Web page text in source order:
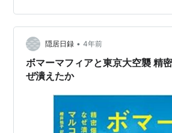
う話。非・才。 著者のマシュー・サ
れ。英タイムズ紙コラムニストであ
トになる前はオリンピックに…
隠居日録 • 4年前
ボマーマフィアと東京大空襲 精
ぜ潰えたか